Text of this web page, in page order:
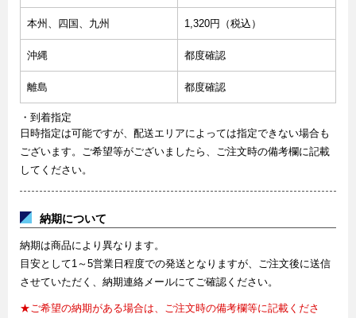
本州、四国、九州 1,320円（税込）
沖縄 都度確認
離島 都度確認
・到着指定
日時指定は可能ですが、配送エリアによっては指定できない場合も
ございます。ご希望等がございましたら、ご注文時の備考欄に記載
してください。
納期について
納期は商品により異なります。
目安として1～5営業日程度での発送となりますが、ご注文後に送信
させていただく、納期連絡メールにてご確認ください。
★ご希望の納期がある場合は、ご注文時の備考欄等に記載くださ